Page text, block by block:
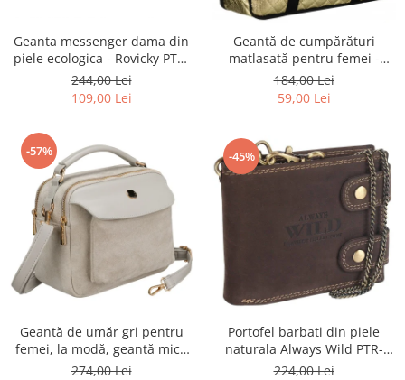
Geanta messenger dama din
piele ecologica - Rovicky PTR-
R-TOR-ALE-2-3776 SIL
244,00 Lei
109,00 Lei
Geantă de cumpărături
matlasată pentru femei -
Rovicky PTR-RSPV-001P-5277
GOLD
184,00 Lei
59,00 Lei
-57%
Geantă de umăr gri pentru
femei, la modă, geantă mică
urbană cu fermoar, piele
274,00 Lei
-45%
Portofel barbati din piele
naturala Always Wild PTR-
2900-BIC
224,00 Lei